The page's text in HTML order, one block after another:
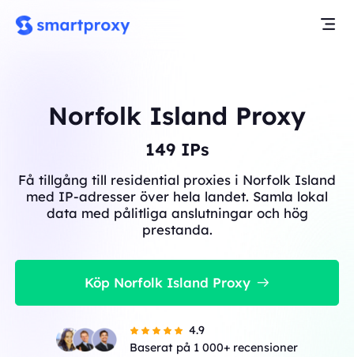
Norfolk Island Proxy
149IPs
Få tillgång till residential proxies i Norfolk Island
med IP-adresser över hela landet. Samla lokal
data med pålitliga anslutningar och hög
prestanda.
Köp Norfolk Island Proxy
4.9
Baserat på 1 000+ recensioner